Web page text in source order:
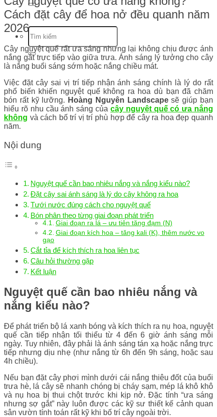
Cách đặt cây để hoa nở đều quanh năm
2026
Cây nguyệt quế rất ưa sáng nhưng lại không chịu được ánh
nắng gắt trực tiếp vào giữa trưa. Ánh sáng lý tưởng cho cây
là nắng buổi sáng sớm hoặc nắng chiều mát.
Việc đặt cây sai vị trí tiếp nhận ánh sáng chính là lý do rất
phổ biến khiến nguyệt quế không ra hoa dù bạn đã chăm
bón rất kỹ lưỡng. Hoàng Nguyên Landscapesẽ giúp bạn
hiểu rõ nhu cầu ánh sáng của cây nguyệt quế có ưa nắng
không và cách bố trí vị trí phù hợp để cây ra hoa đẹp quanh
năm.
Nội dung
Nguyệt quế cần bao nhiêu nắng và nắng kiểu nào?
Đặt cây sai ánh sáng là lý do cây không ra hoa
Tưới nước đúng cách cho nguyệt quế
Bón phân theo từng giai đoạn phát triển
Giai đoạn ra lá – ưu tiên tăng đạm (N)
Giai đoạn kích hoa – tăng kali (K), thêm nước vo
gạo
Cắt tỉa để kích thích ra hoa liên tục
Câu hỏi thường gặp
Kết luận
Nguyệt quế cần bao nhiêu nắng và
nắng kiểu nào?
Để phát triển bộ lá xanh bóng và kích thích ra nụ hoa, nguyệt
quế cần tiếp nhận tối thiểu từ 4 đến 6 giờ ánh sáng mỗi
ngày. Tuy nhiên, đây phải là ánh sáng tán xạ hoặc nắng trực
tiếp nhưng dịu nhẹ (như nắng từ 6h đến 9h sáng, hoặc sau
4h chiều).
Nếu bạn đặt cây phơi mình dưới cái nắng thiêu đốt của buổi
trưa hè, lá cây sẽ nhanh chóng bị cháy sạm, mép lá khô khô
và nụ hoa bị thui chột trước khi kịp nở. Đặc tính “ưa sáng
nhưng sợ gắt” này luôn được các kỹ sư thiết kế cảnh quan
sân vườn tính toán rất kỹ khi bố trí cây ngoài trời.